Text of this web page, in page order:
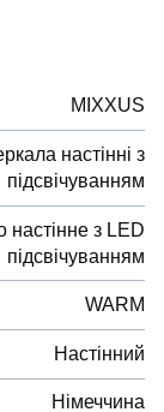
MIXXUS
настінні з
підсвічуванням
настінне з LED
підсвічуванням
WARM
Настінний
Німеччина